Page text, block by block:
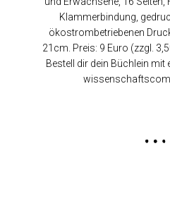
Klammerbindung,
ökostrombetriebenen
21cm. Preis: 9 Euro (zzgl.
Bestell dir dein Büchlein mit